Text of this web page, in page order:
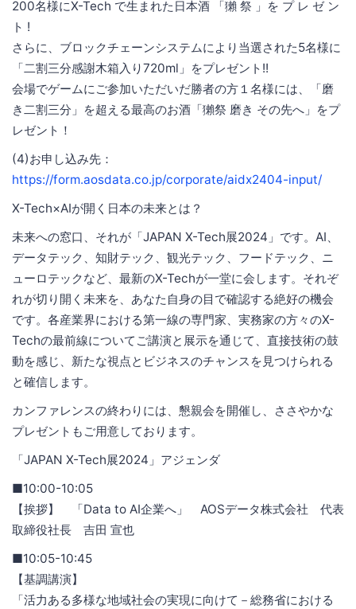
200名様にX-Tech で生まれた日本酒 「獺 祭 」を プ レ ゼ ン
ト !
さらに、ブロックチェーンシステムにより当選された5名様に
「二割三分感謝木箱入り720ml」をプレゼント!!
会場でゲームにご参加いただいだ勝者の方１名様には、「磨
き二割三分」を超える最高のお酒「獺祭 磨き その先へ」をプ
レゼント！
(4)お申し込み先：
https://form.aosdata.co.jp/corporate/aidx2404-input/
X-Tech×AIが開く日本の未来とは？
未来への窓口、それが「JAPAN X-Tech展2024」です。AI、
データテック、知財テック、観光テック、フードテック、ニ
ューロテックなど、最新のX-Techが一堂に会します。それぞ
れが切り開く未来を、あなた自身の目で確認する絶好の機会
です。各産業界における第一線の専門家、実務家の方々のX-
Techの最前線についてご講演と展示を通じて、直接技術の鼓
動を感じ、新たな視点とビジネスのチャンスを見つけられる
と確信します。
カンファレンスの終わりには、懇親会を開催し、ささやかな
プレゼントもご用意しております。
「JAPAN X-Tech展2024」アジェンダ
■10:00-10:05
【挨拶】 「Data to AI企業へ」 AOSデータ株式会社 代表
取締役社長 吉田 宣也
■10:05-10:45
【基調講演】
「活力ある多様な地域社会の実現に向けて－総務省における